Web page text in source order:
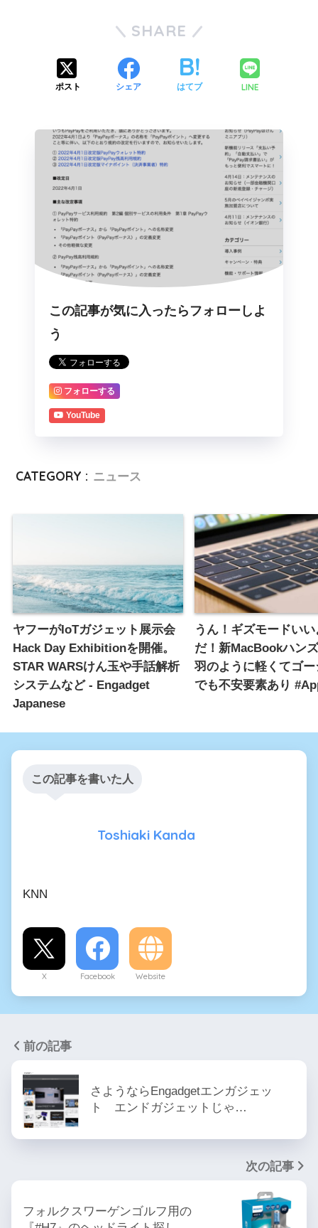
SHARE
ポスト シェア はてブ LINE
この記事が気に入ったらフォローしよ
う
フォローする
YouTube
CATEGORY : ニュース
ヤフーがIoTガジェット展示会
Hack Day Exhibitionを開催。
STAR WARSけん玉や手話解析
システムなど - Engadget
Japanese
うん！ギズモードい
だ！新MacBookハン
羽のように軽くてゴ
でも不安要素あり
この記事を書いた人
Toshiaki Kanda
KNN
X Facebook Website
前の記事
さようならEngadgetエンガジェッ
ト エンドガジェットじゃ…
次の記事
フォルクスワーゲンゴルフ用の